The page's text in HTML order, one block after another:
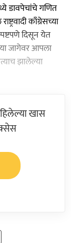
डावपेचांचे गणित
काँग्रेसच्या
दिसून येत
जागेवर आपला
झालेल्या
खास